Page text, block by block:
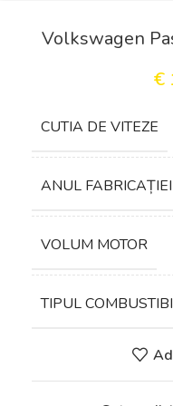
Volkswagen
€
СUTIA DE VITEZE
ANUL FABRICAȚIEI
VOLUM MOTOR
TIPUL